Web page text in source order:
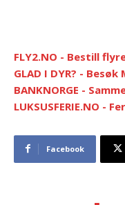
FLY2.NO - Bestill
GLAD I DYR? -
BANKNORGE -
LUKSUSFERIE.NO -
Facebook